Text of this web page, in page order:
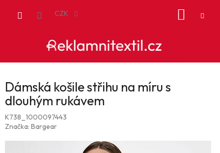
CZK
Dámská košile střihu na míru s
dlouhým rukávem
K738_1000097443
Značka: Bargear